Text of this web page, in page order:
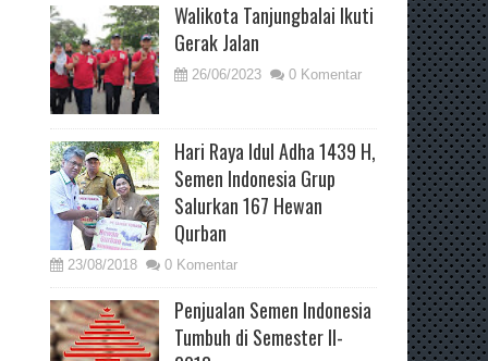
Walikota Tanjungbalai Ikuti
Gerak Jalan
26/06/2023 0 Komentar
Hari Raya Idul Adha 1439 H,
Semen Indonesia Grup
Salurkan 167 Hewan
Qurban
23/08/2018 0 Komentar
Penjualan Semen Indonesia
Tumbuh di Semester II-